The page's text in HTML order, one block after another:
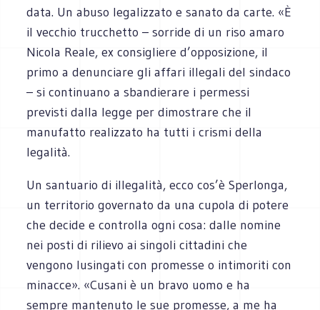
data. Un abuso legalizzato e sanato da carte. «È
il vecchio trucchetto – sorride di un riso amaro
Nicola Reale, ex consigliere d’opposizione, il
primo a denunciare gli affari illegali del sindaco
– si continuano a sbandierare i permessi
previsti dalla legge per dimostrare che il
manufatto realizzato ha tutti i crismi della
legalità.
Un santuario di illegalità, ecco cos’è Sperlonga,
un territorio governato da una cupola di potere
che decide e controlla ogni cosa: dalle nomine
nei posti di rilievo ai singoli cittadini che
vengono lusingati con promesse o intimoriti con
minacce». «Cusani è un bravo uomo e ha
sempre mantenuto le sue promesse, a me ha